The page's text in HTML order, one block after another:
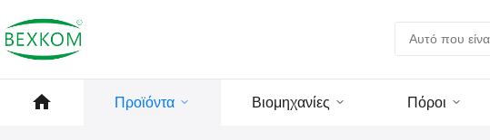
Προϊόντα Βιομηχανίες Πόροι